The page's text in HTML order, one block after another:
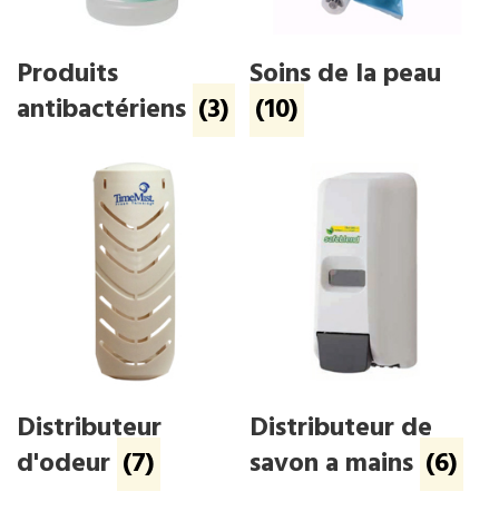
Produits
antibactériens (3)
Soins de la peau
(10)
Distributeur
d'odeur (7)
Distributeur de
savon a mains (6)